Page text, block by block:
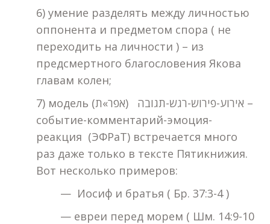
6) умение разделять между личностью
оппонента и предметом спора ( не
переходить на личности ) – из
предсмертного благословения Якова
главам колен;
7) модель אירוע-פירוש-רגש-תגובה (אפר»ת) –
событие-комментарий-эмоция-
реакция (ЭФРаТ) встречается много
раз даже только в тексте Пятикнижия.
Вот несколько примеров:
— Иосиф и братья ( Бр. 37:3-4 )
— евреи перед морем ( Шм. 14:9-10